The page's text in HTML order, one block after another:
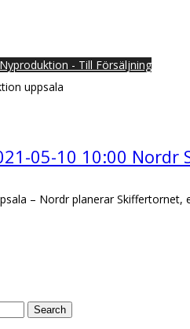
- Till Försäljning
05-10 10:00 Nordr
– Nordr planerar